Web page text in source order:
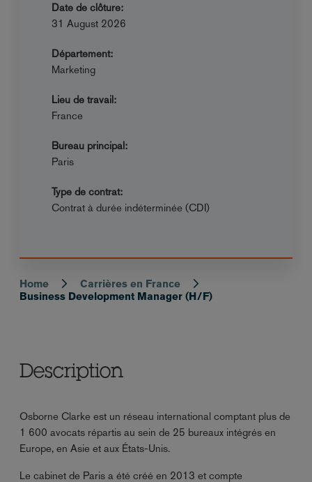
Date de clôture:
31 August 2026
Département:
Marketing
Lieu de travail:
France
Bureau principal:
Paris
Type de contrat:
Contrat à durée indéterminée (CDI)
Breadcrumb
Home
Carrières en France
Business Development Manager (H/F)
Description
Osborne Clarke est un réseau international comptant plus de
1 600 avocats répartis au sein de 25 bureaux intégrés en
Europe, en Asie et aux États-Unis.
Le cabinet de Paris a été créé en 2013 et compte